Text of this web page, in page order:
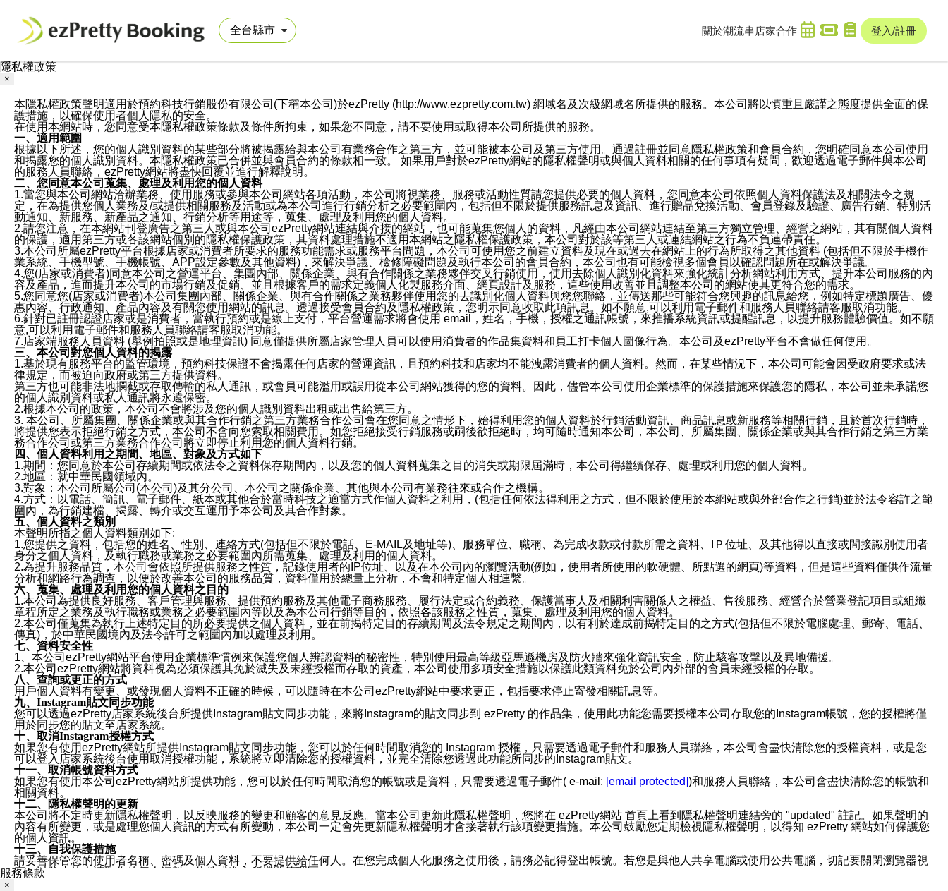
關於潮流串 店家合作 登入/註冊
隱私權政策
×
本隱私權政策聲明適用於預約科技行銷股份有限公司(下稱本公司)於ezPretty (http://www.ezpretty.com.tw) 網域名及次級網域名所提供的服務。本公司將以慎重且嚴謹之態度提供全面的保
護措施，以確保使用者個人隱私的安全。
在使用本網站時，您同意受本隱私權政策條款及條件所拘束，如果您不同意，請不要使用或取得本公司所提供的服務。
一、適用範圍
根據以下所述，您的個人識別資料的某些部分將被揭露給與本公司有業務合作之第三方，並可能被本公司及第三方使用。通過註冊並同意隱私權政策和會員合約，您明確同意本公司使用
和揭露您的個人識別資料。本隱私權政策已合併並與會員合約的條款相一致。 如果用戶對於ezPretty網站的隱私權聲明或與個人資料相關的任何事項有疑問，歡迎透過電子郵件與本公司
的服務人員聯絡，ezPretty網站將盡快回覆並進行解釋說明。
二、您同意本公司蒐集、處理及利用您的個人資料
1.當您與本公司網站洽辦業務、使用服務或參與本公司網站各項活動，本公司將視業務、服務或活動性質請您提供必要的個人資料，您同意本公司依照個人資料保護法及相關法令之規
定，在為提供您個人業務及/或提供相關服務及活動或為本公司進行行銷分析之必要範圍內，包括但不限於提供服務訊息及資訊、進行贈品兌換活動、會員登錄及驗證、廣告行銷、特別活
動通知、新服務、新產品之通知、行銷分析等用途等，蒐集、處理及利用您的個人資料。
2.請您注意，在本網站刊登廣告之第三人或與本公司ezPretty網站連結與介接的網站，也可能蒐集您個人的資料，凡經由本公司網站連結至第三方獨立管理、經營之網站，其有關個人資料
的保護，適用第三方或各該網站個別的隱私權保護政策，其資料處理措施不適用本網站之隱私權保護政策，本公司對於該等第三人或連結網站之行為不負連帶責任。
3.本公司所屬ezPretty平台根據店家或消費者所要求的服務功能需求或服務平台問題，本公司可使用您之前建立資料及現在或過去在網站上的行為所取得之其他資料 (包括但不限於手機作
業系統、手機型號、手機帳號、APP設定參數及其他資料)，來解決爭議、檢修障礙問題及執行本公司的會員合約，本公司也有可能檢視多個會員以確認問題所在或解決爭議。
4.您(店家或消費者)同意本公司之營運平台、集團內部、關係企業、與有合作關係之業務夥伴交叉行銷使用，使用去除個人識別化資料來強化統計分析網站利用方式、提升本公司服務的內
容及產品，進而提升本公司的市場行銷及促銷、並且根據客戶的需求定義個人化製服務介面、網頁設計及服務，這些使用改善並且調整本公司的網站使其更符合您的需求。
5.您同意您(店家或消費者)本公司集團內部、關係企業、與有合作關係之業務夥伴使用您的去識別化個人資料與您您聯絡，並傳送那些可能符合您興趣的訊息給您，例如特定標題廣告、優
惠內容、行政通知、產品內容及有關您使用網站的訊息。透過接受會員合約及隱私權政策，您明示同意收取此項訊息。如不願意,可以利用電子郵件和服務人員聯絡請客服取消功能。
6.針對已註冊認證店家或是消費者，當執行預約或是線上支付，平台營運需求將會使用 email，姓名，手機，授權之通訊帳號，來推播系統資訊或提醒訊息，以提升服務體驗價值。如不願
意,可以利用電子郵件和服務人員聯絡請客服取消功能。
7.店家端服務人員資料 (舉例拍照或是地理資訊) 同意僅提供所屬店家管理人員可以使用消費者的作品集資料和員工打卡個人圖像行為。本公司及ezPretty平台不會做任何使用。
三、本公司對您個人資料的揭露
1.基於現有服務平台的監管環境，預約科技保證不會揭露任何店家的營運資訊，且預約科技和店家均不能洩露消費者的個人資料。然而，在某些情況下，本公司可能會因受政府要求或法
律規定，而被迫向政府或第三方提供資料。
第三方也可能非法地攔截或存取傳輸的私人通訊，或會員可能濫用或誤用從本公司網站獲得的您的資料。因此，儘管本公司使用企業標準的保護措施來保護您的隱私，本公司並未承諾您
的個人識別資料或私人通訊將永遠保密。
2.根據本公司的政策，本公司不會將涉及您的個人識別資料出租或出售給第三方。
3. 本公司、所屬集團、關係企業或與其合作行銷之第三方業務合作公司會在您同意之情形下，始得利用您的個人資料於行銷活動資訊、商品訊息或新服務等相關行銷，且於首次行銷時，
將提供您表示拒絕行銷之方式，本公司不會向您索取相關費用。如您拒絕接受行銷服務或嗣後欲拒絕時，均可隨時通知本公司，本公司、所屬集團、關係企業或與其合作行銷之第三方業
務合作公司或第三方業務合作公司將立即停止利用您的個人資料行銷。
四、個人資料利用之期間、地區、對象及方式如下
1.期間：您同意於本公司存續期間或依法令之資料保存期間內，以及您的個人資料蒐集之目的消失或期限屆滿時，本公司得繼續保存、處理或利用您的個人資料。
2.地區：就中華民國領域內。
3.對象：本公司所屬公司(本公司)及其分公司、本公司之關係企業、其他與本公司有業務往來或合作之機構。
4.方式：以電話、簡訊、電子郵件、紙本或其他合於當時科技之適當方式作個人資料之利用，(包括任何依法得利用之方式，但不限於使用於本網站或與外部合作之行銷)並於法令容許之範
圍內，為行銷建檔、揭露、轉介或交互運用予本公司及其合作對象。
五、個人資料之類別
本聲明所指之個人資料類別如下:
1.您提供之資料，包括您的姓名、性別、連絡方式(包括但不限於電話、E-MAIL及地址等)、服務單位、職稱、為完成收款或付款所需之資料、IＰ位址、及其他得以直接或間接識別使用者
身分之個人資料，及執行職務或業務之必要範圍內所需蒐集、處理及利用的個人資料。
2.為提升服務品質，本公司會依照所提供服務之性質，記錄使用者的IP位址、以及在本公司內的瀏覽活動(例如，使用者所使用的軟硬體、所點選的網頁)等資料，但是這些資料僅供作流量
分析和網路行為調查，以便於改善本公司的服務品質，資料僅用於總量上分析，不會和特定個人相連繫。
六、蒐集、處理及利用您的個人資料之目的
1.本公司為提供良好服務、客戶管理與服務、提供預約服務及其他電子商務服務、履行法定或合約義務、保護當事人及相關利害關係人之權益、售後服務、經營合於營業登記項目或組織
章程所定之業務及執行職務或業務之必要範圍內等以及為本公司行銷等目的，依照各該服務之性質，蒐集、處理及利用您的個人資料。
2.本公司僅蒐集為執行上述特定目的所必要提供之個人資料，並在前揭特定目的存續期間及法令規定之期間內，以有利於達成前揭特定目的之方式(包括但不限於電腦處理、郵寄、電話、
傳真)，於中華民國境內及法令許可之範圍內加以處理及利用。
七、資料安全性
1、本公司ezPretty網站平台使用企業標準慣例來保護您個人辨認資料的秘密性，特別使用最高等級亞馬遜機房及防火牆來強化資訊安全，防止駭客攻擊以及異地備援。
2.本公司ezPretty網站將資料視為必須保護其免於滅失及未經授權而存取的資產，本公司使用多項安全措施以保護此類資料免於公司內外部的會員未經授權的存取。
八、查詢或更正的方式
用戶個人資料有變更、或發現個人資料不正確的時候，可以隨時在本公司ezPretty網站中要求更正，包括要求停止寄發相關訊息等。
九、Instagram貼文同步功能
您可以透過ezPretty店家系統後台所提供Instagram貼文同步功能，來將Instagram的貼文同步到 ezPretty 的作品集，使用此功能您需要授權本公司存取您的Instagram帳號，您的授權將僅
用於同步您的貼文至店家系統。
十、取消Instagram授權方式
如果您有使用ezPretty網站所提供Instagram貼文同步功能，您可以於任何時間取消您的 Instagram 授權，只需要透過電子郵件和服務人員聯絡，本公司會盡快清除您的授權資料，或是您
可以登入店家系統後台使用取消授權功能，系統將立即清除您的授權資料，並完全清除您透過此功能所同步的Instagram貼文。
十一、取消帳號資料方式
如果您有使用本公司ezPretty網站所提供功能，您可以於任何時間取消您的帳號或是資料，只需要透過電子郵件( e-mail: [email protected])和服務人員聯絡，本公司會盡快清除您的帳號和
相關資料。
十二、隱私權聲明的更新
本公司將不定時更新隱私權聲明，以反映服務的變更和顧客的意見反應。當本公司更新此隱私權聲明，您將在 ezPretty網站 首頁上看到隱私權聲明連結旁的 "updated" 註記。如果聲明的
內容有所變更，或是處理您個人資訊的方式有所變動，本公司一定會先更新隱私權聲明才會接著執行該項變更措施。本公司鼓勵您定期檢視隱私權聲明，以得知 ezPretty 網站如何保護您
的個人資訊。
十三、自我保護措施
請妥善保管您的使用者名稱、密碼及個人資料，不要提供給任何人。在您完成個人化服務之使用後，請務必記得登出帳號。若您是與他人共享電腦或使用公共電腦，切記要關閉瀏覽器視
窗，以防止他人讀取您的個人資料、信件或進入所機關管理區。
服務條款
×